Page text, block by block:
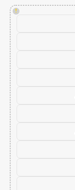
!